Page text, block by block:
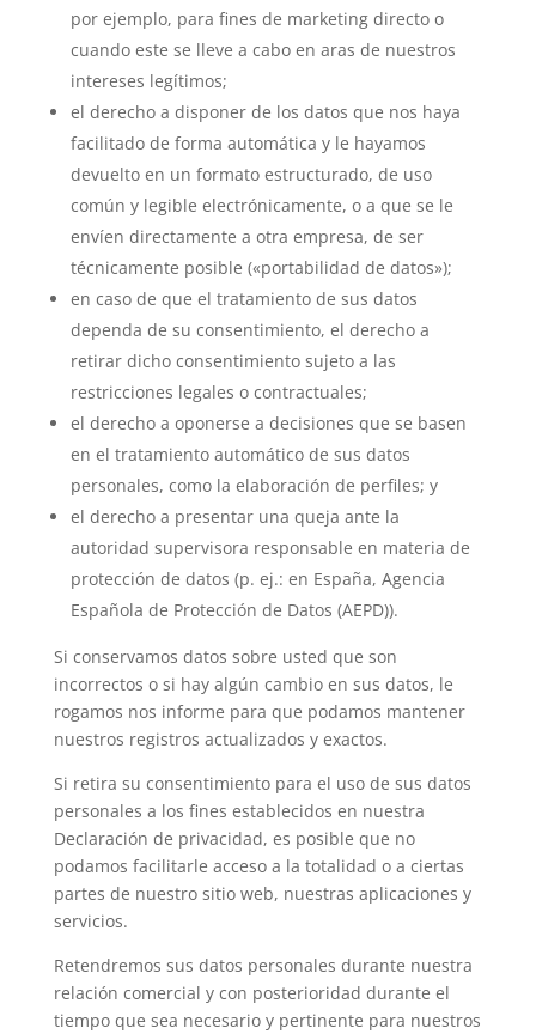
por ejemplo, para fines de marketing directo o
cuando este se lleve a cabo en aras de nuestros
intereses legítimos;
el derecho a disponer de los datos que nos haya
facilitado de forma automática y le hayamos
devuelto en un formato estructurado, de uso
común y legible electrónicamente, o a que se le
envíen directamente a otra empresa, de ser
técnicamente posible («portabilidad de datos»);
en caso de que el tratamiento de sus datos
dependa de su consentimiento, el derecho a
retirar dicho consentimiento sujeto a las
restricciones legales o contractuales;
el derecho a oponerse a decisiones que se basen
en el tratamiento automático de sus datos
personales, como la elaboración de perfiles; y
el derecho a presentar una queja ante la
autoridad supervisora responsable en materia de
protección de datos (p. ej.: en España, Agencia
Española de Protección de Datos (AEPD)).
Si conservamos datos sobre usted que son
incorrectos o si hay algún cambio en sus datos, le
rogamos nos informe para que podamos mantener
nuestros registros actualizados y exactos.
Si retira su consentimiento para el uso de sus datos
personales a los fines establecidos en nuestra
Declaración de privacidad, es posible que no
podamos facilitarle acceso a la totalidad o a ciertas
partes de nuestro sitio web, nuestras aplicaciones y
servicios.
Retendremos sus datos personales durante nuestra
relación comercial y con posterioridad durante el
tiempo que sea necesario y pertinente para nuestros